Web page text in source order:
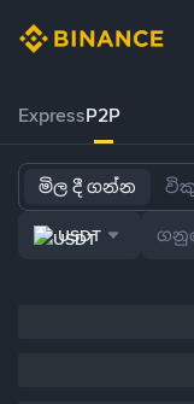
ExpressP2P
මිල දී ගන්න
USDT